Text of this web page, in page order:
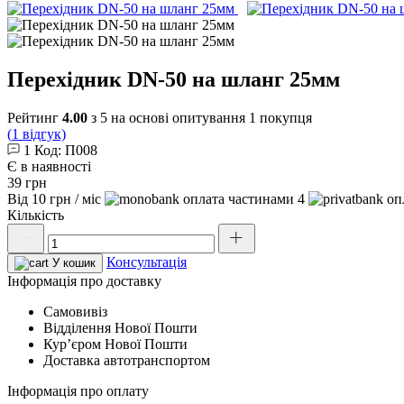
Перехідник DN-50 на шланг 25мм
Рейтинг 4.00 з 5 на основі опитування 1 покупця
(1 відгук)
1 Код: П008
Є в наявності
39 грн
Від 10 грн / міс
4
Кількість
DN-
50
на
25мм
кількість
У кошик
Консультація
Інформація про доставку
Самовивіз
Відділення Нової Пошти
Курʼєром Нової Пошти
Доставка автотранспортом
Інформація про оплату